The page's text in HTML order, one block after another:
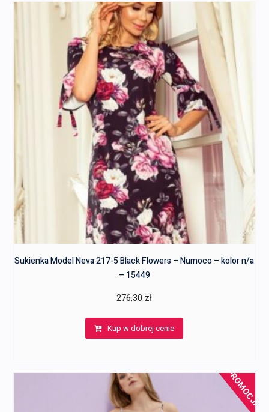
Sukienka Model Neva 217-5 Black Flowers – Numoco – kolor n/a
– 15449
276,30 zł
Kup w dobrej cenie
PROMOCJA!